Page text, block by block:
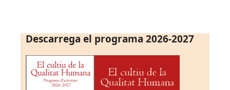
Descarrega el programa 2026-2027